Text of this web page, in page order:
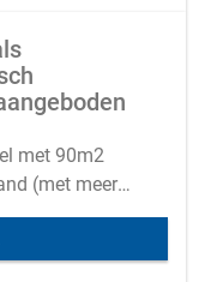
met 90m2
(met meer
zonder